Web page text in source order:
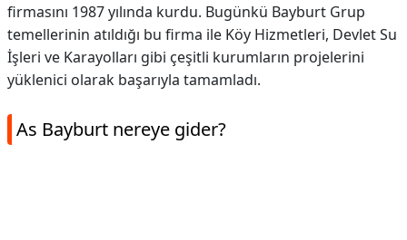
firmasını 1987 yılında kurdu. Bugünkü Bayburt Grup
temellerinin atıldığı bu firma ile Köy Hizmetleri, Devlet Su
İşleri ve Karayolları gibi çeşitli kurumların projelerini
yüklenici olarak başarıyla tamamladı.
As Bayburt nereye gider?